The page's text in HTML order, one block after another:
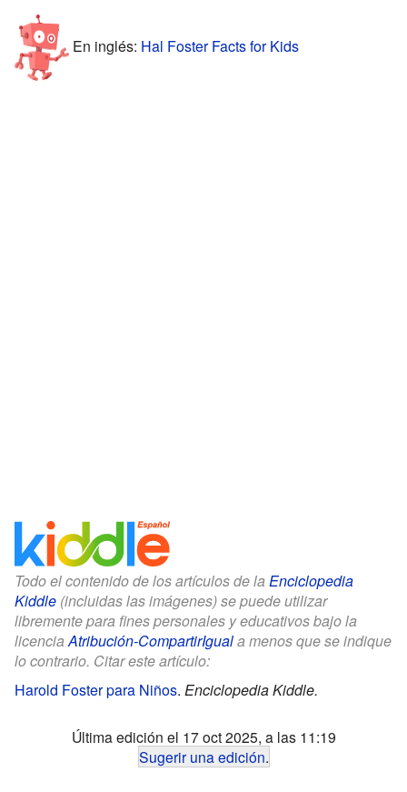
En inglés: Hal Foster Facts for Kids
Todo el contenido de los artículos de la Enciclopedia
Kiddle (incluidas las imágenes) se puede utilizar
libremente para fines personales y educativos bajo la
licenciaAtribución-CompartirIguala menos que se indique
lo contrario. Citar este artículo:
Harold Foster para Niños. Enciclopedia Kiddle.
Última edición el 17 oct 2025, a las 11:19
Sugerir una edición.